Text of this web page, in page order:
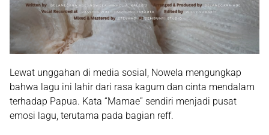
Lewat unggahan di media sosial, Nowela mengungkap
bahwa lagu ini lahir dari rasa kagum dan cinta mendalam
terhadap Papua. Kata “Mamae” sendiri menjadi pusat
emosi lagu, terutama pada bagian reff.